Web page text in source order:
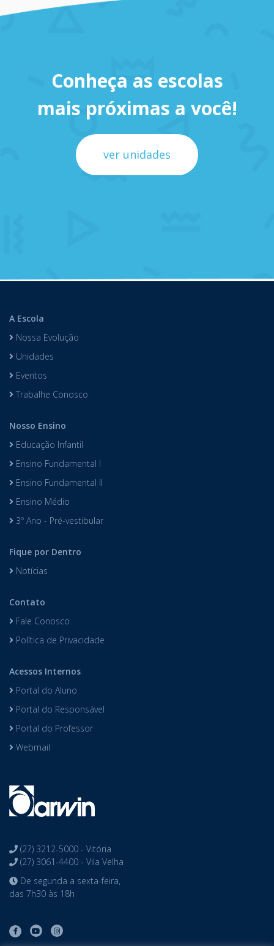
Conheça as escolas
mais próximas a você!
ver unidades
A Escola
Nossa Evolução
Unidades
Eventos
Trabalhe Conosco
Nosso Ensino
Educação Infantil
Ensino Fundamental I
Ensino Fundamental II
Ensino Médio
3º Ano - Pré-vestibular
Fique por Dentro
Notícias
Contato
Fale Conosco
Política de Privacidade
Acessos Internos
Portal do Aluno
Portal do Responsável
Portal do Professor
Webmail
(27) 3212-5000 - Vitória
(27) 3061-4400 - Vila Velha
De segunda a sexta-feira,
das 7h30 às 18h